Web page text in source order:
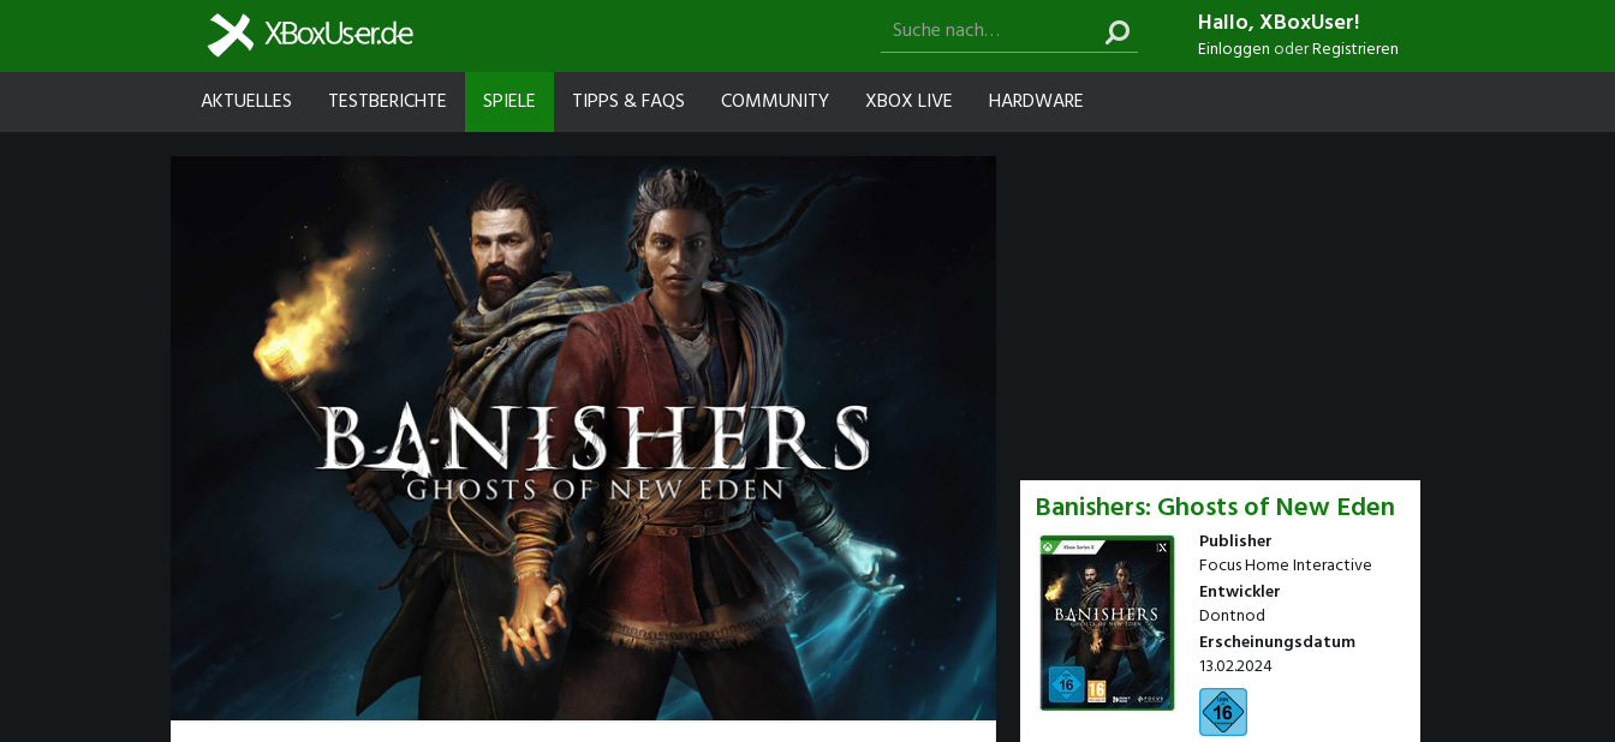
Hallo, XBoxUser!
EinloggenoderRegistrieren
AKTUELLES TESTBERICHTE SPIELE TIPPS & FAQS COMMUNITY XBOX LIVE HARDWARE
Banishers: Ghosts of New Eden
Publisher
Focus Home Interactive
Entwickler
Dontnod
Erscheinungsdatum
13.02.2024